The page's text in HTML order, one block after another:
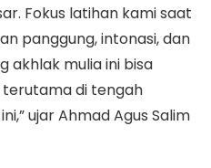
Fokus latihan kami saat
panggung, intonasi, dan
akhlak mulia ini bisa
di tengah
ujar Ahmad Agus Salim